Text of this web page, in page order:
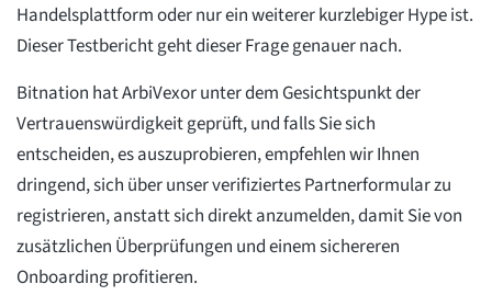
Handelsplattform oder nur ein weiterer kurzlebiger Hype ist.
Dieser Testbericht geht dieser Frage genauer nach.
Bitnation hat ArbiVexor unter dem Gesichtspunkt der
Vertrauenswürdigkeit geprüft, und falls Sie sich
entscheiden, es auszuprobieren, empfehlen wir Ihnen
dringend, sich über unser verifiziertes Partnerformular zu
registrieren, anstatt sich direkt anzumelden, damit Sie von
zusätzlichen Überprüfungen und einem sichereren
Onboarding profitieren.